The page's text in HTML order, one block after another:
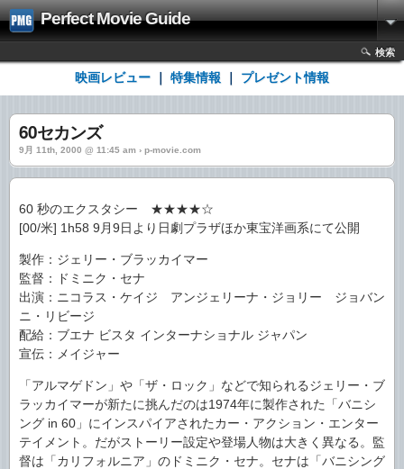
Perfect Movie Guide
検索
映画レビュー 特集情報 プレゼント情報
60セカンズ
9月 11th, 2000 @ 11:45 am › p-movie.com
60 秒のエクスタシー ★★★★☆
[00/米] 1h58 9月9日より日劇プラザほか東宝洋画系にて公開
製作：ジェリー・ブラッカイマー
監督：ドミニク・セナ
出演：ニコラス・ケイジ アンジェリーナ・ジョリー ジョバン
ニ・リビージ
配給：ブエナ ビスタ インターナショナル ジャパン
宣伝：メイジャー
「アルマゲドン」や「ザ・ロック」などで知られるジェリー・ブ
ラッカイマーが新たに挑んだのは1974年に製作された「バニシ
ング in 60」にインスパイアされたカー・アクション・エンター
テイメント。だがストーリー設定や登場人物は大きく異なる。監
督は「カリフォルニア」のドミニク・セナ。セナは「バニシング